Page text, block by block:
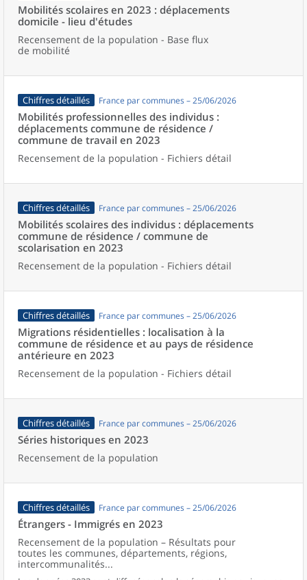
Mobilités scolaires en 2023 : déplacements
domicile - lieu d'études
Recensement de la population - Base flux
de mobilité
Chiffres détaillés France par communes – 25/06/2026
Mobilités professionnelles des individus :
déplacements commune de résidence /
commune de travail en 2023
Recensement de la population - Fichiers détail
Chiffres détaillés France par communes – 25/06/2026
Mobilités scolaires des individus : déplacements
commune de résidence / commune de
scolarisation en 2023
Recensement de la population - Fichiers détail
Chiffres détaillés France par communes – 25/06/2026
Migrations résidentielles : localisation à la
commune de résidence et au pays de résidence
antérieure en 2023
Recensement de la population - Fichiers détail
Chiffres détaillés France par communes – 25/06/2026
Séries historiques en 2023
Recensement de la population
Chiffres détaillés France par communes – 25/06/2026
Étrangers - Immigrés en 2023
Recensement de la population – Résultats pour
toutes les communes, départements, régions,
intercommunalités...